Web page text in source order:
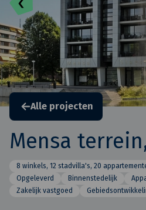
Alle projecten
Mensa
8 winkels, 12 stadvilla's, 20
Opgeleverd
Binnenstedelijk
Zakelijk vastgoed